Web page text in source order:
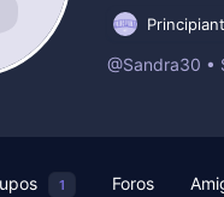
@Sandra30 •
1 Foros